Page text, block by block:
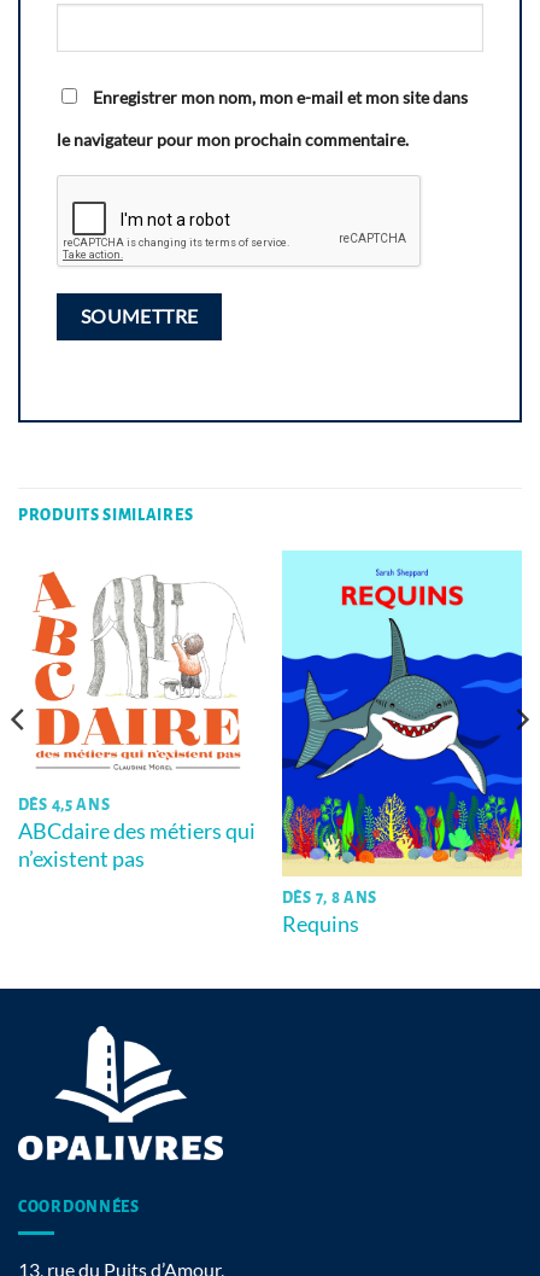
Enregistrer mon nom, mon e-mail et mon site dans
le navigateur pour mon prochain commentaire.
PRODUITS SIMILAIRES
DÈS 4,5 ANS
ABCdaire des métiers qui
n’existent pas
DÈS 7, 8 ANS
Requins
COORDONNÉES
13, rue du Puits d’Amour,